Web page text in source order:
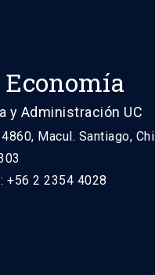
y Administración UC
Macul. Santiago,
+56 2 2354 4028